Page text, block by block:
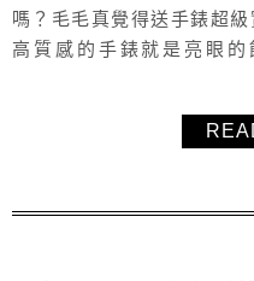
嗎？毛毛真覺得送手錶超
高質感的手錶就是亮眼
還直接送精裝，買情侶對錶